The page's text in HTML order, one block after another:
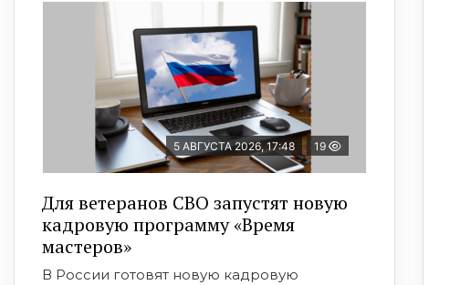
5 АВГУСТА 2026, 17:48 19
Для ветеранов СВО запустят новую
кадровую программу «Время
мастеров»
В России готовят новую кадровую